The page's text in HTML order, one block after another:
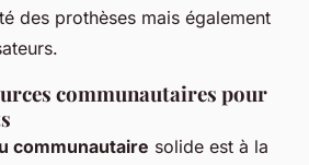
des prothèses mais également
communautaires pour
communautaire solide est à la